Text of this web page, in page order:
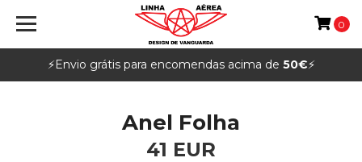
⚡️Envio grátis para encomendas acima de 50€⚡️
0
Anel Folha
41 EUR